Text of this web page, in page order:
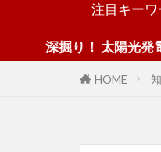
注目キーワ
！ 太陽光発電【月刊
HOME